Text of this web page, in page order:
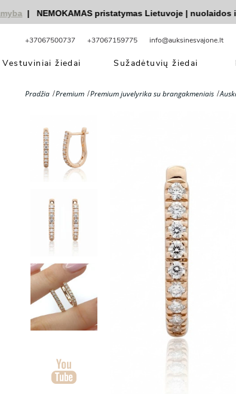
| NEMOKAMAS pristatymas Lietuvoje|nuolaidos iki -
+37067500737 +37067159775 info@auksinesvajone.lt
Vestuviniai žiedai Sužadėtuvių žiedai
Pradžia Premium Premium juvelyrika su brangakmeniais